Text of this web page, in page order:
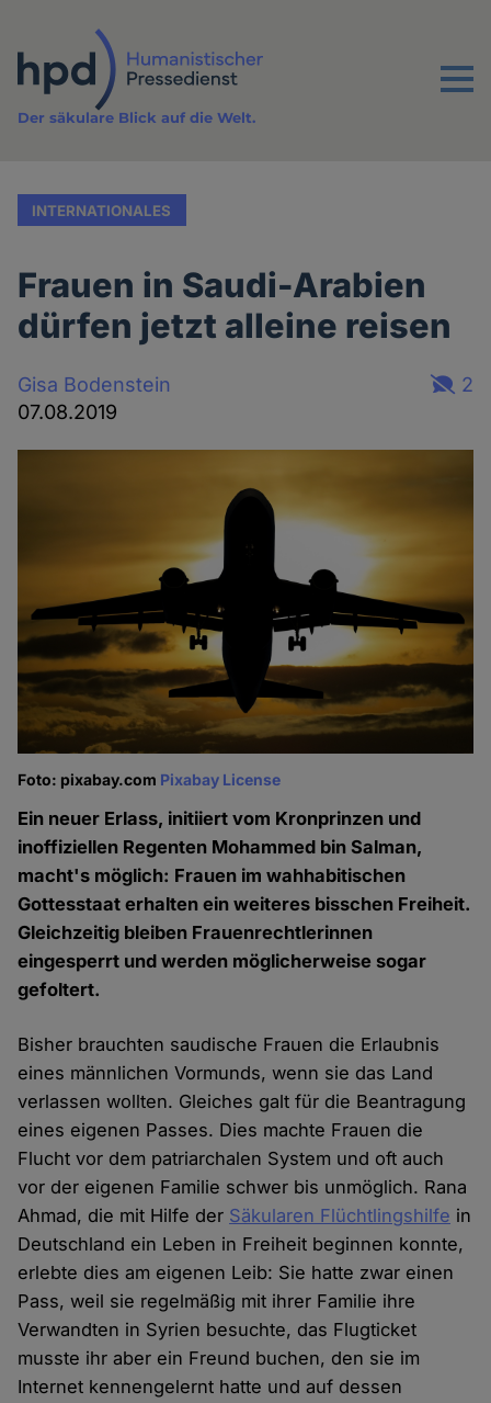
Inhalt
Menu
Der säkulare Blick auf die Welt.
INTERNATIONALES
Frauen in Saudi-Arabien
dürfen jetzt alleine reisen
Gisa Bodenstein
07.08.2019
2
Foto: pixabay.com Pixabay License
Ein neuer Erlass, initiiert vom Kronprinzen und
inoffiziellen Regenten Mohammed bin Salman,
macht's möglich: Frauen im wahhabitischen
Gottesstaat erhalten ein weiteres bisschen Freiheit.
Gleichzeitig bleiben Frauenrechtlerinnen
eingesperrt und werden möglicherweise sogar
gefoltert.
Bisher brauchten saudische Frauen die Erlaubnis
eines männlichen Vormunds, wenn sie das Land
verlassen wollten. Gleiches galt für die Beantragung
eines eigenen Passes. Dies machte Frauen die
Flucht vor dem patriarchalen System und oft auch
vor der eigenen Familie schwer bis unmöglich. Rana
Ahmad, die mit Hilfe der Säkularen Flüchtlingshilfe in
Deutschland ein Leben in Freiheit beginnen konnte,
erlebte dies am eigenen Leib: Sie hatte zwar einen
Pass, weil sie regelmäßig mit ihrer Familie ihre
Verwandten in Syrien besuchte, das Flugticket
musste ihr aber ein Freund buchen, den sie im
Internet kennengelernt hatte und auf dessen